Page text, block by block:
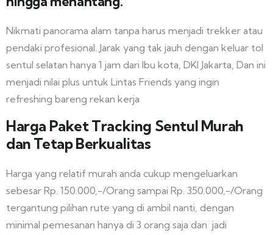
Nikmati panorama alam tanpa harus menjadi trekker atau
pendaki profesional. Jarak yang tak jauh dengan keluar tol
sentul selatan hanya 1 jam dari Ibu kota, DKI Jakarta, Dan ini
menjadi nilai plus untuk Lintas Friends yang ingin
refreshing bareng rekan kerja
Harga Paket Tracking Sentul Murah
dan Tetap Berkualitas
Harga yang relatif murah anda cukup mengeluarkan
sebesar Rp. 150.000,-/Orang sampai Rp. 350.000,-/Orang
tergantung pilihan rute yang di ambil nanti, dengan
minimal pemesanan hanya di 3 orang saja dan jadi